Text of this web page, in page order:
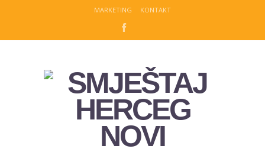
MARKETING KONTAKT